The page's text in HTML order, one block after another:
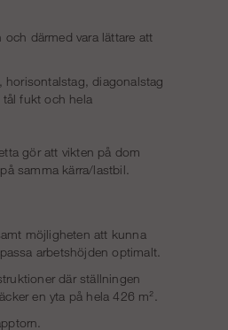
därmed vara lättare att
horisontalstag, diagonalstag
fukt och hela
gör att vikten på dom
samma kärra/lastbil.
möjligheten att kunna
arbetshöjden optimalt.
där ställningen
en yta på hela 426 m².